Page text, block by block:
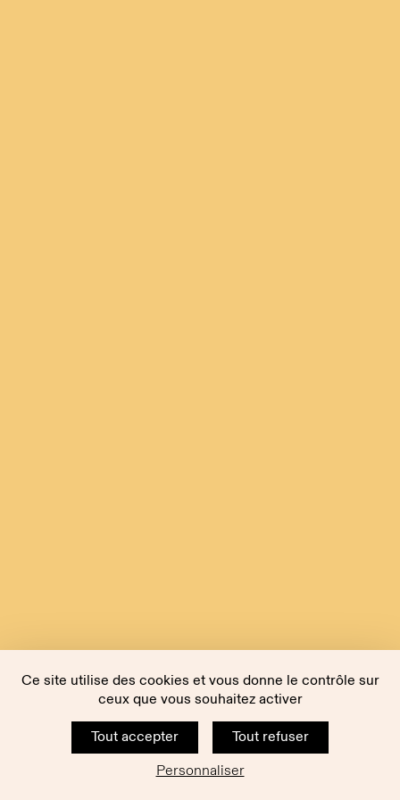
Ce site utilise des cookies et vous donne le contrôle sur
ceux que vous souhaitez activer
Tout accepter
Tout refuser
Personnaliser